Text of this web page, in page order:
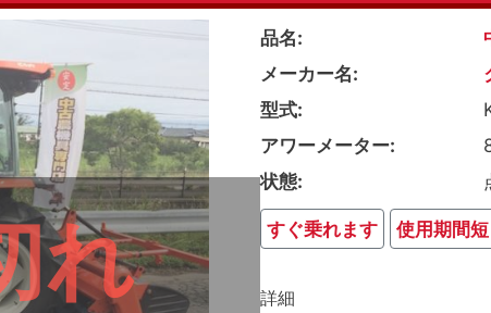
れ
品名
メーカー名
型式
アワーメーター
状態
すぐ乗れます 使用期間短
詳細